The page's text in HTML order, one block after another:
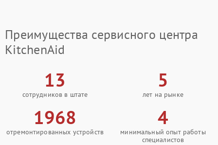
Преимущества сервисного центра
KitchenAid
13
сотрудников в штате
5
лет на рынке
1968
отремонтированных устройств
4
минимальный опыт работы
специалистов